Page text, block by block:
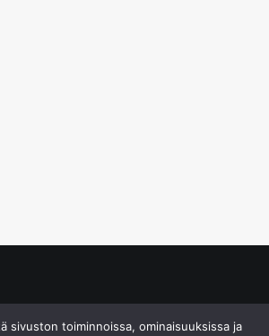
sivuston toiminnoissa, ominaisuuksissa ja